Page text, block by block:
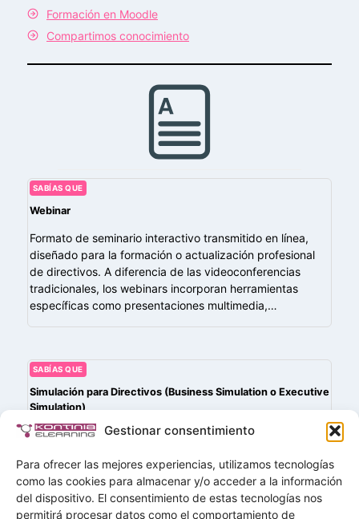
Gestionar consentimiento
Para ofrecer las mejores experiencias, utilizamos tecnologías
como las cookies para almacenar y/o acceder a la información
del dispositivo. El consentimiento de estas tecnologías nos
permitirá procesar datos como el comportamiento de
Formación en Moodle
Compartimos conocimiento
SABÍAS QUE
Webinar
Formato de seminario interactivo transmitido en línea,
diseñado para la formación o actualización profesional
de directivos. A diferencia de las videoconferencias
tradicionales, los webinars incorporan herramientas
específicas como presentaciones multimedia,…
SABÍAS QUE
Simulación para Directivos (Business Simulation o Executive
Simulation)
Práctica formativa en la que los directivos participan en
negocio, permitiéndoles tomar decisiones estratégicas,
gestionar crisis o liderar equipos en escenarios
simulados….